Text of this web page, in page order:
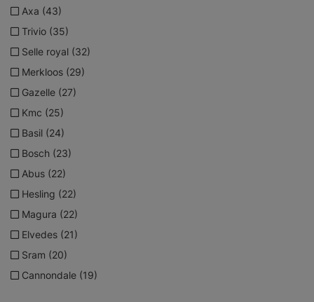
Axa (43)
Trivio (35)
Selle royal (32)
Merkloos (29)
Gazelle (27)
Kmc (25)
Basil (24)
Bosch (23)
Abus (22)
Hesling (22)
Magura (22)
Elvedes (21)
Sram (20)
Cannondale (19)